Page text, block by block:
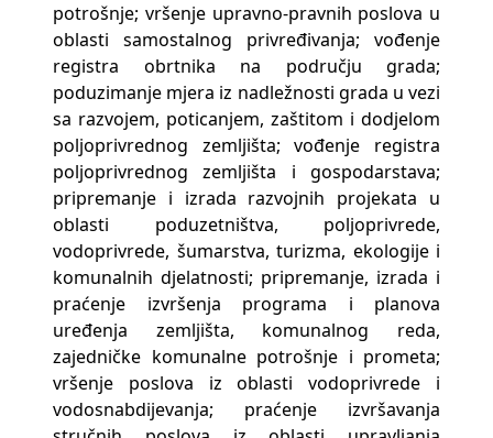
potrošnje; vršenje upravno-pravnih poslova u
oblasti samostalnog privređivanja; vođenje
registra obrtnika na području grada;
poduzimanje mjera iz nadležnosti grada u vezi
sa razvojem, poticanjem, zaštitom i dodjelom
poljoprivrednog zemljišta; vođenje registra
poljoprivrednog zemljišta i gospodarstava;
pripremanje i izrada razvojnih projekata u
oblasti poduzetništva, poljoprivrede,
vodoprivrede, šumarstva, turizma, ekologije i
komunalnih djelatnosti; pripremanje, izrada i
praćenje izvršenja programa i planova
uređenja zemljišta, komunalnog reda,
zajedničke komunalne potrošnje i prometa;
vršenje poslova iz oblasti vodoprivrede i
vodosnabdijevanja; praćenje izvršavanja